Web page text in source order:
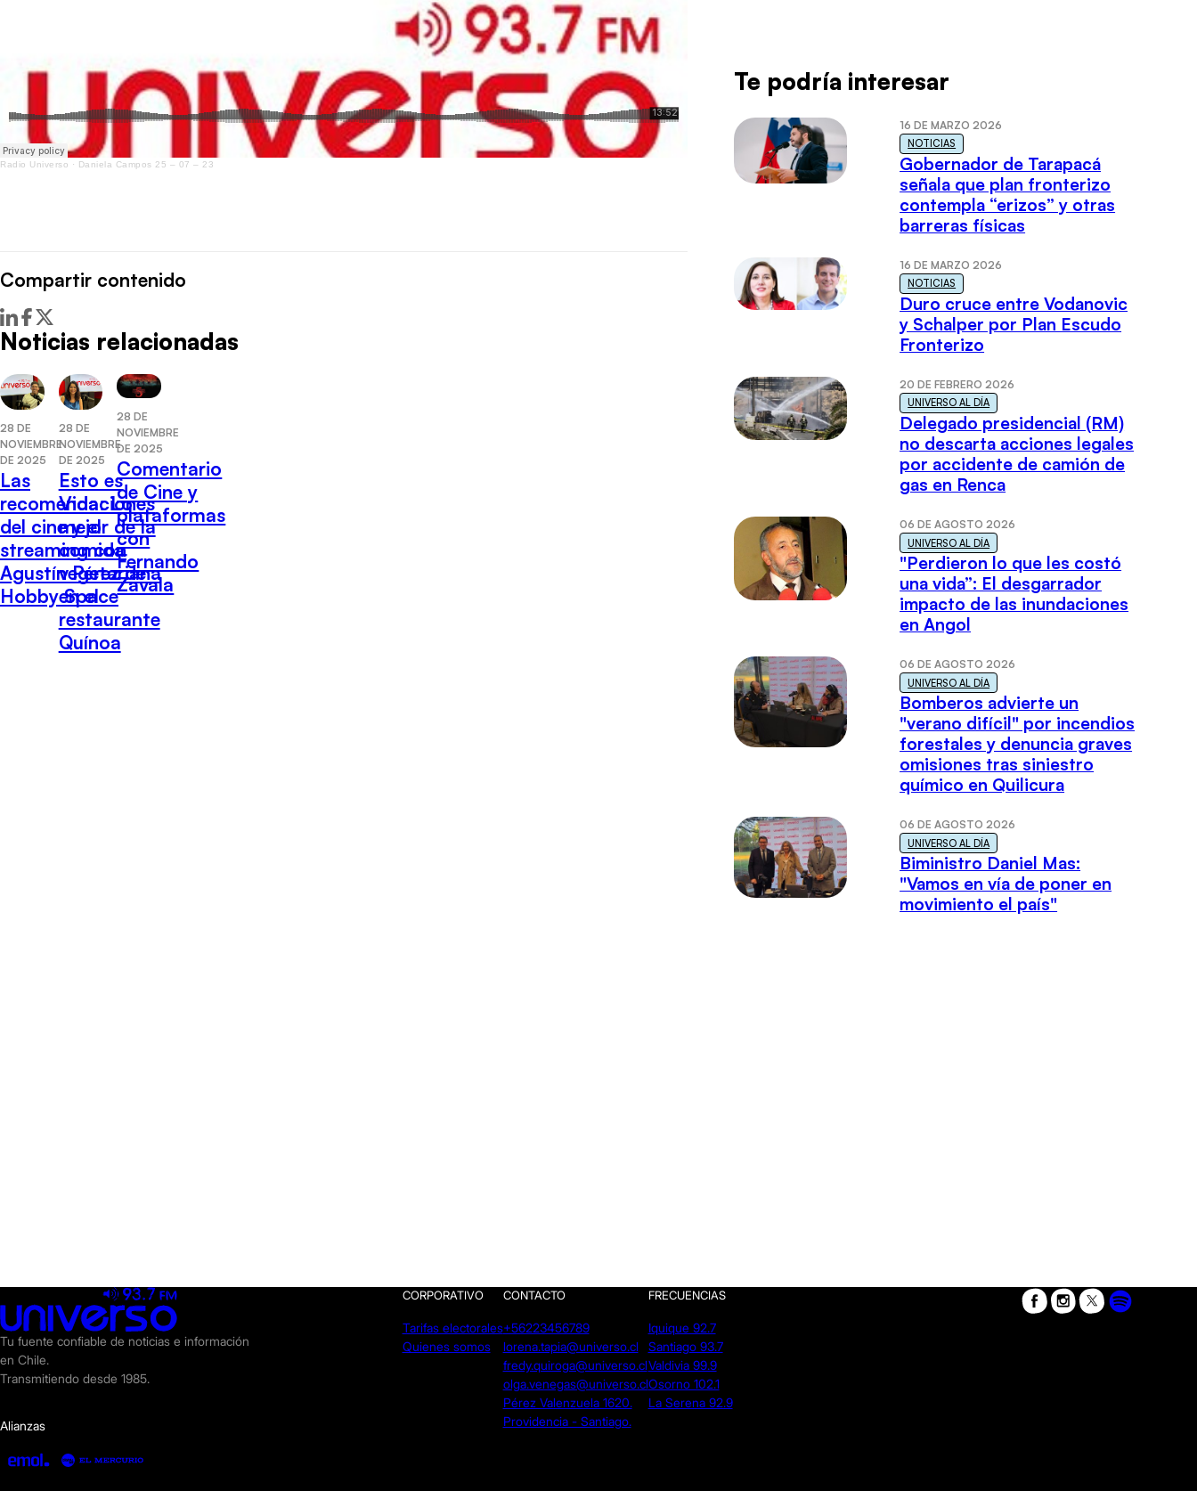
Radio Universo · Daniela Campos 25 – 07 – 23
Compartir contenido
Noticias relacionadas
28 DE
NOVIEMBRE
DE 2025
Las
recomendaciones
del cine y el
streaming con
Agustín Pérez de
Hobby Space
28 DE
NOVIEMBRE
DE 2025
Esto es
Vida: Lo
mejor de la
comida
vegetariana
en el
restaurante
Quínoa
28 DE
NOVIEMBRE
DE 2025
Comentario
de Cine y
plataformas
con
Fernando
Zavala
Te podría interesar
16 DE MARZO 2026
NOTICIAS
Gobernador de Tarapacá
señala que plan fronterizo
contempla “erizos” y otras
barreras físicas
16 DE MARZO 2026
NOTICIAS
Duro cruce entre Vodanovic
y Schalper por Plan Escudo
Fronterizo
20 DE FEBRERO 2026
UNIVERSO AL DÍA
Delegado presidencial (RM)
no descarta acciones legales
por accidente de camión de
gas en Renca
06 DE AGOSTO 2026
UNIVERSO AL DÍA
"Perdieron lo que les costó
una vida”: El desgarrador
impacto de las inundaciones
en Angol
06 DE AGOSTO 2026
UNIVERSO AL DÍA
Bomberos advierte un
"verano difícil" por incendios
forestales y denuncia graves
omisiones tras siniestro
químico en Quilicura
06 DE AGOSTO 2026
UNIVERSO AL DÍA
Biministro Daniel Mas:
"Vamos en vía de poner en
movimiento el país"
Tu fuente confiable de noticias e información
en Chile.
Transmitiendo desde 1985.
Alianzas
CORPORATIVO
Tarifas electorales
Quienes somos
CONTACTO
+56223456789
lorena.tapia@universo.cl
fredy.quiroga@universo.cl
olga.venegas@universo.cl
Pérez Valenzuela 1620.
Providencia - Santiago.
FRECUENCIAS
Iquique 92.7
Santiago 93.7
Valdivia 99.9
Osorno 102.1
La Serena 92.9